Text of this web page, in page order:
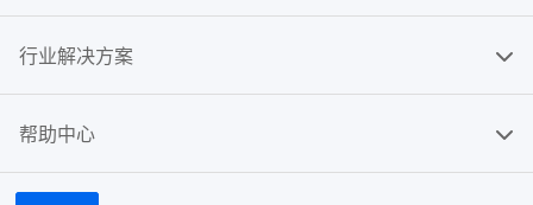
行业解决方案
帮助中心